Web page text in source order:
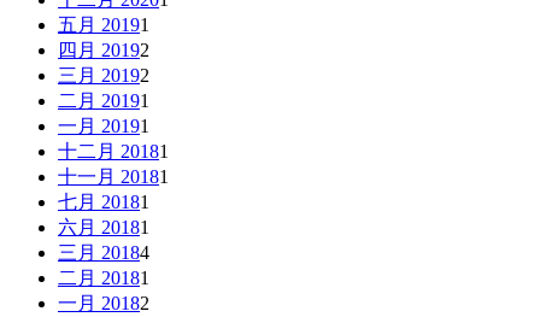
五月 20191
四月 20192
三月 20192
二月 20191
一月 20191
十二月 20181
十一月 20181
七月 20181
六月 20181
三月 20184
二月 20181
一月 20182